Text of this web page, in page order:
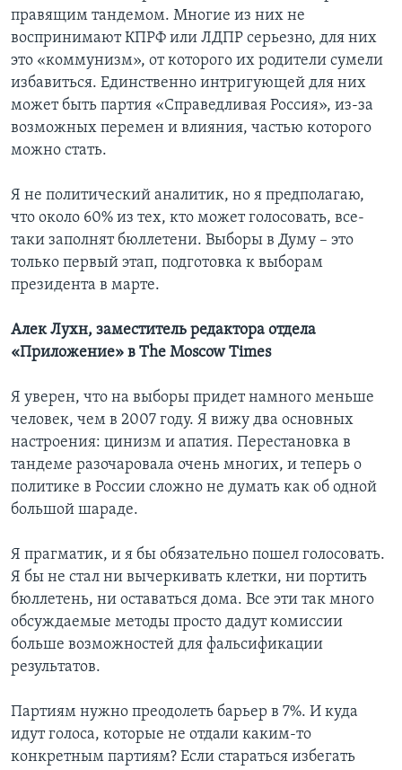
правящим тандемом. Многие из них не
воспринимают КПРФ или ЛДПР серьезно, для них
это «коммунизм», от которого их родители сумели
избавиться. Единственно интригующей для них
может быть партия «Справедливая Россия», из-за
возможных перемен и влияния, частью которого
можно стать.
Я не политический аналитик, но я предполагаю,
что около 60% из тех, кто может голосовать, все-
таки заполнят бюллетени. Выборы в Думу – это
только первый этап, подготовка к выборам
президента в марте.
Алек Лухн, заместитель редактора отдела
«Приложение» в The Moscow Times
Я уверен, что на выборы придет намного меньше
человек, чем в 2007 году. Я вижу два основных
настроения: цинизм и апатия. Перестановка в
тандеме разочаровала очень многих, и теперь о
политике в России сложно не думать как об одной
большой шараде.
Я прагматик, и я бы обязательно пошел голосовать.
Я бы не стал ни вычеркивать клетки, ни портить
бюллетень, ни оставаться дома. Все эти так много
обсуждаемые методы просто дадут комиссии
больше возможностей для фальсификации
результатов.
Партиям нужно преодолеть барьер в 7%. И куда
идут голоса, которые не отдали каким-то
конкретным партиям? Если стараться избегать